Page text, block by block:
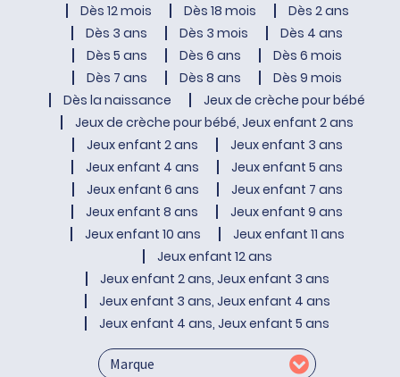
Dès 12 mois
Dès 18 mois
Dès 2 ans
Dès 3 ans
Dès 3 mois
Dès 4 ans
Dès 5 ans
Dès 6 ans
Dès 6 mois
Dès 7 ans
Dès 8 ans
Dès 9 mois
Dès la naissance
Jeux de crèche pour bébé
Jeux de crèche pour bébé, Jeux enfant 2 ans
Jeux enfant 2 ans
Jeux enfant 3 ans
Jeux enfant 4 ans
Jeux enfant 5 ans
Jeux enfant 6 ans
Jeux enfant 7 ans
Jeux enfant 8 ans
Jeux enfant 9 ans
Jeux enfant 10 ans
Jeux enfant 11 ans
Jeux enfant 12 ans
Jeux enfant 2 ans, Jeux enfant 3 ans
Jeux enfant 3 ans, Jeux enfant 4 ans
Jeux enfant 4 ans, Jeux enfant 5 ans